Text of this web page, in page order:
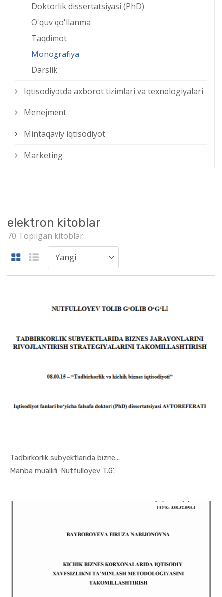
Doktorlik dissertatsiyasi (PhD)
O'quv qo'llanma
Taqdimot
Monografiya
Darslik
Iqtisodiyotda axborot tizimlari va texnologiyalari
Menejment
Mintaqaviy iqtisodiyot
Marketing
elektron kitoblar
70 Topilgan kitoblar
Tadbirkorlik subyektlarida bizne...
Manba muallifi: Nutfulloyev T.G'.
In Tadbirk...